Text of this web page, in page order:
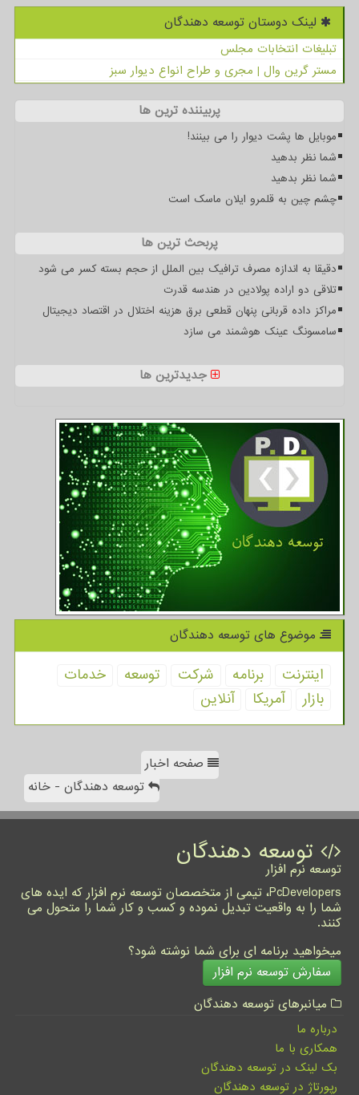
لینک دوستان توسعه دهندگان
تبلیغات انتخابات مجلس
مستر گرین وال | مجری و طراح انواع دیوار سبز
پربیننده ترین ها
موبایل ها پشت دیوار را می بینند!
شما نظر بدهید
شما نظر بدهید
چشم چین به قلمرو ایلان ماسک است
پربحث ترین ها
دقیقا به اندازه مصرف ترافیک بین الملل از حجم بسته کسر می شود
تلاقی دو اراده پولادین در هندسه قدرت
مراکز داده قربانی پنهان قطعی برق هزینه اختلال در اقتصاد دیجیتال
سامسونگ عینک هوشمند می سازد
جدیدترین ها
موضوع های توسعه دهندگان
اینترنت برنامه شركت توسعه
خدمات
بازار
آمریكا آنلاین
صفحه اخبار
توسعه دهندگان - خانه
توسعه دهندگان
توسعه نرم افزار
PcDevelopers، تیمی از متخصصان توسعه نرم افزار که ایده های
شما را به واقعیت تبدیل نموده و کسب و کار شما را متحول می
کنند.
میخواهید برنامه ای برای شما نوشته شود؟
سفارش توسعه نرم افزار
میانبرهای توسعه دهندگان
درباره ما
همکاری با ما
بک لینک در توسعه دهندگان
رپورتاژ در توسعه دهندگان